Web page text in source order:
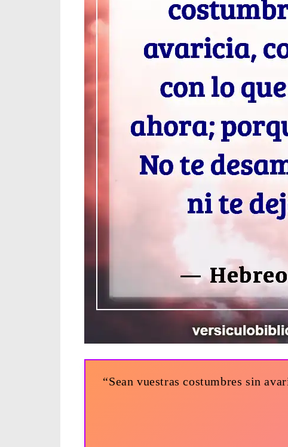
“Sean vuestras costumbres sin